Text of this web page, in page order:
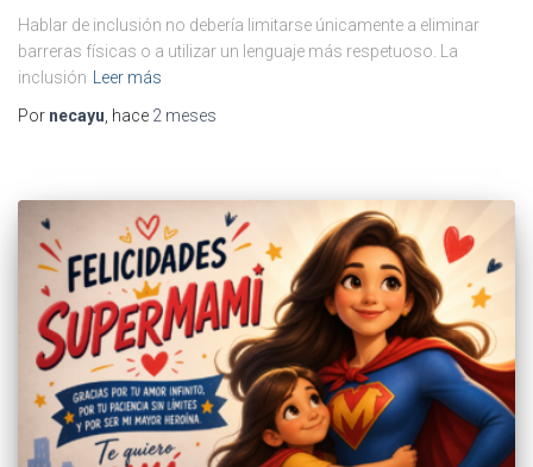
Hablar de inclusión no debería limitarse únicamente a eliminar
barreras físicas o a utilizar un lenguaje más respetuoso. La
inclusión
Leer más
Por necayu , hace 2 meses